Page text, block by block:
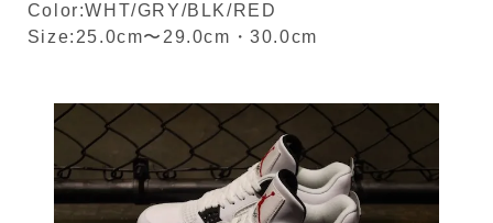
Color:WHT/GRY/BLK/RED
Size:25.0cm〜29.0cm・30.0cm